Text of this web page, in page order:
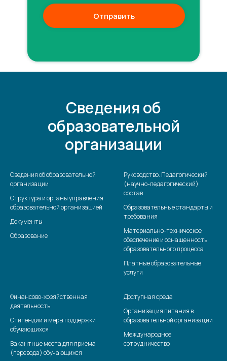
Отправить
Сведения об
образовательной
организации
Сведения об образовательной
организации
Структура и органы управления
образовательной организацией
Документы
Образование
Руководство. Педагогический
(научно-педагогический)
состав
Образовательные стандарты и
требования
Материально-техническое
обеспечение и оснащенность
образовательного процесса
Платные образовательные
услуги
Финансово-хозяйственная
деятельность
Стипендии и меры поддержки
обучающихся
Вакантные места для приема
(перевода) обучающихся
Доступная среда
Организация питания в
образовательной организации
Международное
сотрудничество